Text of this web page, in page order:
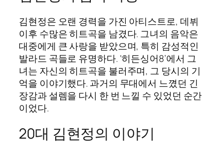
김현정은 오랜 경력을 가진 아티스트로, 데뷔
이후 수많은 히트곡을 남겼다. 그녀의 음악은
대중에게 큰 사랑을 받았으며, 특히 감성적인
발라드 곡들로 유명하다. ‘히든싱어8’에서 그
녀는 자신의 히트곡을 불러주며, 그 당시의 기
억을 이야기했다. 과거의 무대에서 느꼈던 긴
장감과 설렘을 다시 한 번 느낄 수 있었던 순간
이었다.
20대 김현정의 이야기